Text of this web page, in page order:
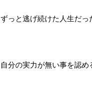
ずっと逃げ続けた人生だっ
自分の実力が無い事を認め